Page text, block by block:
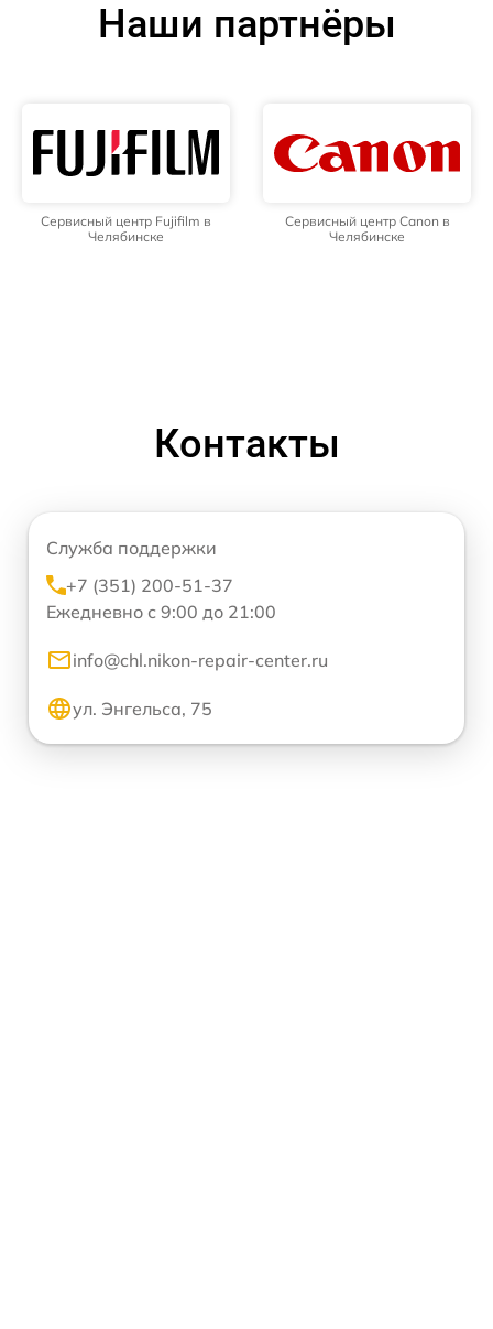
Наши партнёры
Сервисный центр Fujifilm в
Челябинске
Сервисный центр Canon в
Челябинске
Контакты
Служба поддержки
+7 (351) 200-51-37
Ежедневно с 9:00 до 21:00
info@chl.nikon-repair-center.ru
ул. Энгельса, 75